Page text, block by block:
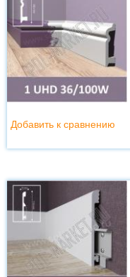
Добавить к сравнению